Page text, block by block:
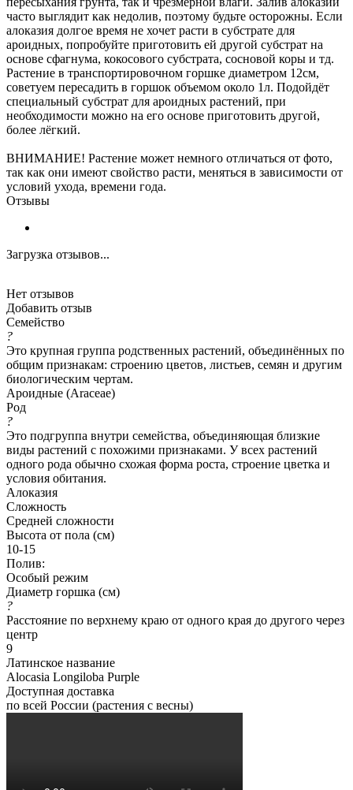
часто выглядит как недолив, поэтому будьте осторожны. Если
алоказия долгое время не хочет расти в субстрате для
ароидных, попробуйте приготовить ей другой субстрат на
основе сфагнума, кокосового субстрата, сосновой коры и тд.
Растение в транспортировочном горшке диаметром 12см,
советуем пересадить в горшок объемом около 1л. Подойдёт
специальный субстрат для ароидных растений, при
необходимости можно на его основе приготовить другой,
более лёгкий.
ВНИМАНИЕ! Растение может немного отличаться от фото,
так как они имеют свойство расти, меняться в зависимости от
условий ухода, времени года.
Отзывы
Загрузка отзывов...
Нет отзывов
Добавить отзыв
Семейство
?
Это крупная группа родственных растений, объединённых по
общим признакам: строению цветов, листьев, семян и другим
биологическим чертам.
Ароидные (Araceae)
Род
?
Это подгруппа внутри семейства, объединяющая близкие
виды растений с похожими признаками. У всех растений
одного рода обычно схожая форма роста, строение цветка и
условия обитания.
Алоказия
Сложность
Средней сложности
Высота от пола (см)
10-15
Полив:
Особый режим
Диаметр горшка (см)
?
Расстояние по верхнему краю от одного края до другого через
центр
9
Латинское название
Alocasia Longiloba Purple
Доступная доставка
по всей России (растения с весны)